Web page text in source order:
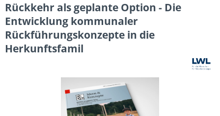
Rückkehr als geplante Option - Die
Entwicklung kommunaler
Rückführungskonzepte in die
Herkunftsfamil